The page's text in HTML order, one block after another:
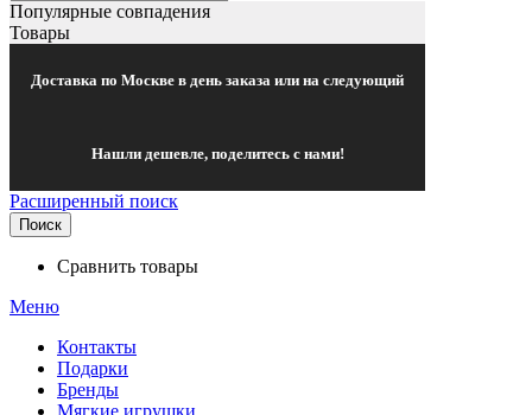
Популярные совпадения
Товары
Доставка по Москве в день заказа или на следующий
Нашли дешевле, поделитесь с нами!
Расширенный поиск
Поиск
Сравнить товары
Меню
Контакты
Подарки
Бренды
Мягкие игрушки